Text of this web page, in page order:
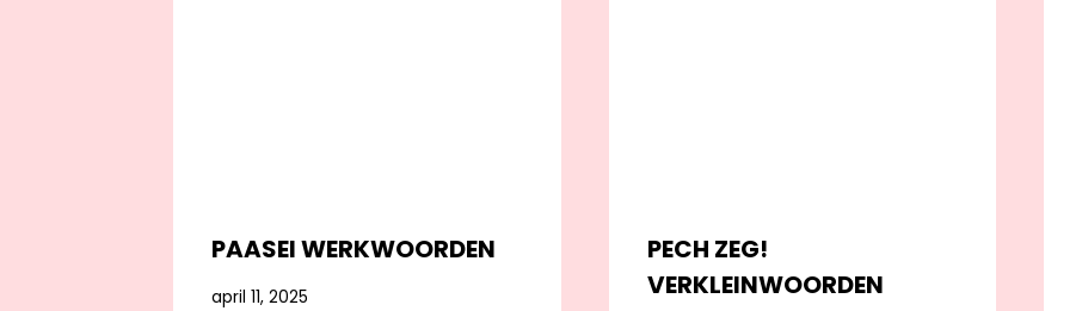
PAASEI WERKWOORDEN
april 11, 2025
PECH ZEG!
VERKLEINWOORDEN